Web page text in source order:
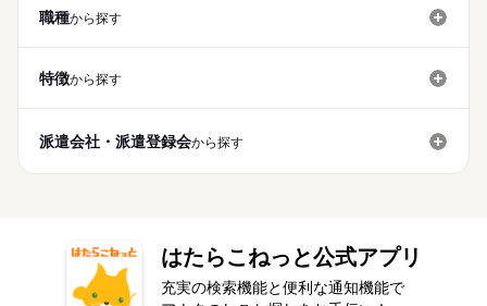
職種から探す
特徴から探す
派遣会社・派遣登録会から探す
はたらこねっと公式アプリ
充実の検索機能と便利な通知機能で